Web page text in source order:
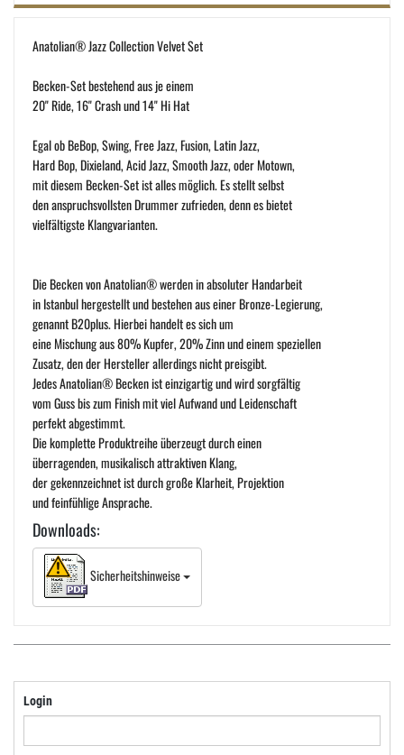
Anatolian® Jazz Collection Velvet Set
Becken-Set bestehend aus je einem
20" Ride, 16" Crash und 14" Hi Hat
Egal ob BeBop, Swing, Free Jazz, Fusion, Latin Jazz,
Hard Bop, Dixieland, Acid Jazz, Smooth Jazz, oder Motown,
mit diesem Becken-Set ist alles möglich. Es stellt selbst
den anspruchsvollsten Drummer zufrieden, denn es bietet
vielfältigste Klangvarianten.
Die Becken von Anatolian® werden in absoluter Handarbeit
in Istanbul hergestellt und bestehen aus einer Bronze-Legierung,
genannt B20plus. Hierbei handelt es sich um
eine Mischung aus 80% Kupfer, 20% Zinn und einem speziellen
Zusatz, den der Hersteller allerdings nicht preisgibt.
Jedes Anatolian® Becken ist einzigartig und wird sorgfältig
vom Guss bis zum Finish mit viel Aufwand und Leidenschaft
perfekt abgestimmt.
Die komplette Produktreihe überzeugt durch einen
überragenden, musikalisch attraktiven Klang,
der gekennzeichnet ist durch große Klarheit, Projektion
und feinfühlige Ansprache.
Downloads:
Sicherheitshinweise
Login